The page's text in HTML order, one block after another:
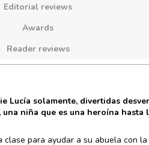
Editorial reviews
Awards
Reader reviews
Lucía solamente, divertidas
niña que es una heroína hasta
clase para ayudar a su abuela con la